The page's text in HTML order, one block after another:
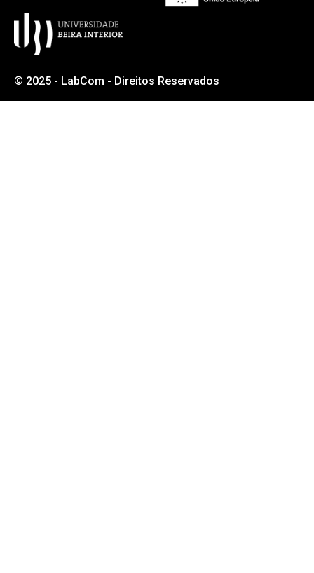
© 2025 - LabCom - Direitos Reservados